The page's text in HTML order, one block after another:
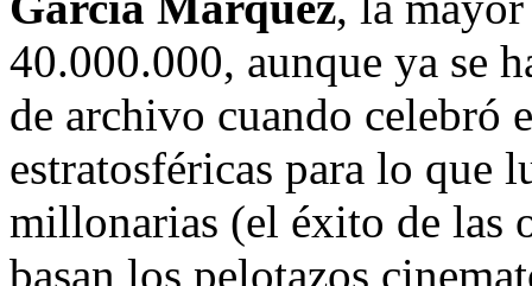
40.000.000, aunque ya se
de archivo cuando celebró
estratosféricas para lo que
millonarias (el éxito de las
basan los pelotazos